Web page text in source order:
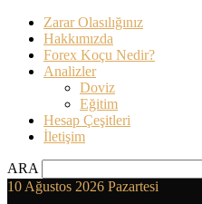
Zarar Olasılığınız
Hakkımızda
Forex Koçu Nedir?
Analizler
Doviz
Eğitim
Hesap Çeşitleri
İletişim
ARA
10 Ağustos 2026 Pazartesi